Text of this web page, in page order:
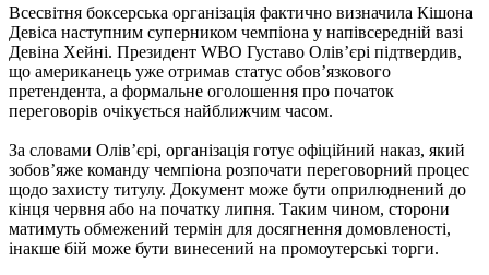
Всесвітня боксерська організація фактично визначила Кішона
Девіса наступним суперником чемпіона у напівсередній вазі
Девіна Хейні. Президент WBO Густаво Олів’єрі підтвердив,
що американець уже отримав статус обов’язкового
претендента, а формальне оголошення про початок
переговорів очікується найближчим часом.
За словами Олів’єрі, організація готує офіційний наказ, який
зобов’яже команду чемпіона розпочати переговорний процес
щодо захисту титулу. Документ може бути оприлюднений до
кінця червня або на початку липня. Таким чином, сторони
матимуть обмежений термін для досягнення домовленості,
інакше бій може бути винесений на промоутерські торги.